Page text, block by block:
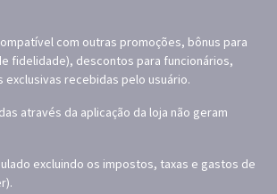
com outras promoções, bônus para
fidelidade), descontos para funcionários,
recebidas pelo usuário.
através da aplicação da loja não geram
excluindo os impostos, taxas e gastos de